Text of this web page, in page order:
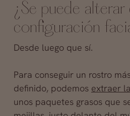
¿Se puede alterar
configuración
Desde luego que sí.
Para conseguir un rostro
definido, podemos extraer
unos paquetes grasos que